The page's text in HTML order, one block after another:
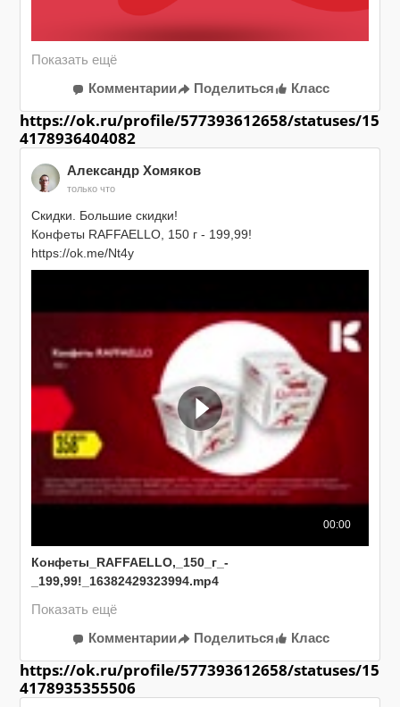
победителя и подарим ему кофейный приз от «Жокей».
Подробные правила конкурса по
#кофе жокей #мотивация для дел
Комментарии Поделиться Класс
https://ok.ru/profile/577393612658/statuses/15
4178936404082
Александр Хомяков
только что
Скидки. Большие скидки!
Конфеты RAFFAELLO, 150 г - 199,99!
https://ok.me/Nt4y
00:00
Конфеты_RAFFAELLO,_150_г_-
_199,99!_16382429323994.mp4
Комментарии Поделиться Класс
https://ok.ru/profile/577393612658/statuses/15
4178935355506